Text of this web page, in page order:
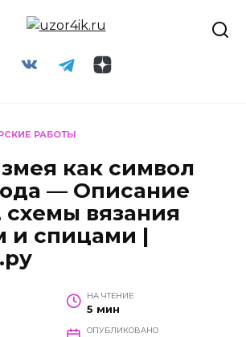
РАБОТЫ
как символ
— Описание
схемы вязания
и спицами |
НА ЧТЕНИЕ
5 мин
ОПУБЛИКОВАНО